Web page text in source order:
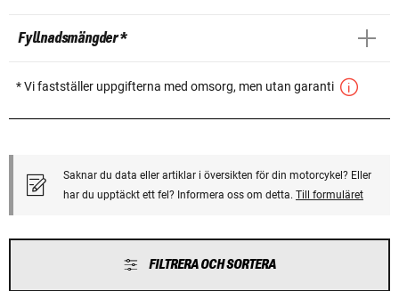
Fyllnadsmängder *
* Vi fastställer uppgifterna med omsorg, men utan garanti
Saknar du data eller artiklar i översikten för din motorcykel? Eller
har du upptäckt ett fel? Informera oss om detta. Till formuläret
FILTRERA OCH SORTERA